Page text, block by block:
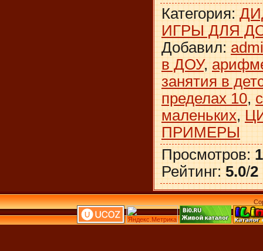
Категория:
ИГРЫ ДЛЯ
Добавил:
в ДОУ,
занятия в
пределах 10,
маленьких,
ПРИМЕРЫ
Просмотров:
Рейтинг: 5.0/2